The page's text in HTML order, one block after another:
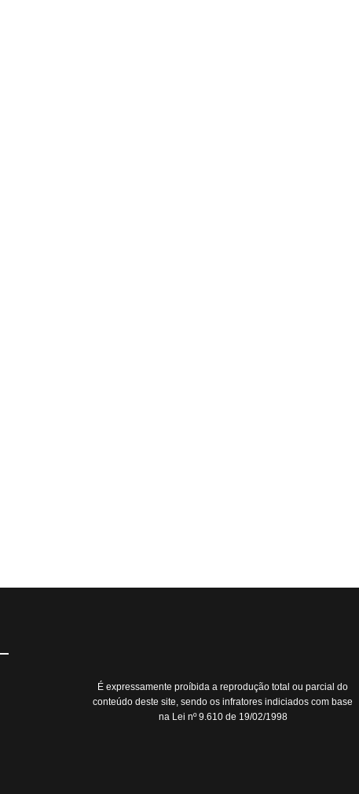
É expressamente proíbida a reprodução total ou parcial do
conteúdo deste site, sendo os infratores indiciados com base
na Lei nº 9.610 de 19/02/1998